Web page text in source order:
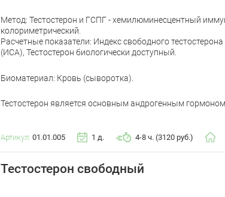
Метод: Тестостерон и ГСПГ - хемилюминесцентный
колориметрический.
Расчетные показатели: Индекс свободного
(ИСА), Тестостерон биологически доступный.
Биоматериал: Кровь (сыворотка).
Тестостерон является основным андрогенным гормоном.
Артикул: 01.01.005 1 д. 4-8 ч. (3120 руб.)
Тестостерон свободный